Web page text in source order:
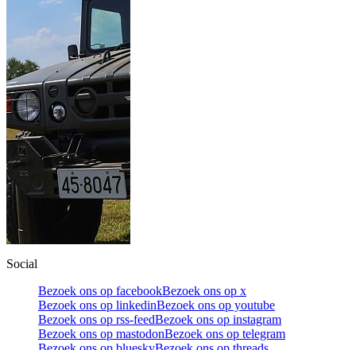
Social
Bezoek ons op facebookBezoek ons op x
Bezoek ons op linkedinBezoek ons op youtube
Bezoek ons op rss-feedBezoek ons op instagram
Bezoek ons op mastodonBezoek ons op telegram